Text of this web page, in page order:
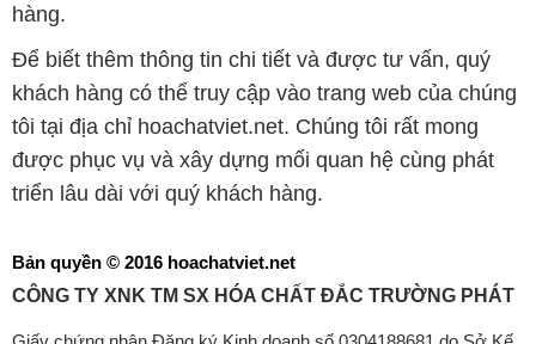
hàng.
Để biết thêm thông tin chi tiết và được tư vấn, quý
khách hàng có thể truy cập vào trang web của chúng
tôi tại địa chỉ hoachatviet.net. Chúng tôi rất mong
được phục vụ và xây dựng mối quan hệ cùng phát
triển lâu dài với quý khách hàng.
Bản quyền © 2016 hoachatviet.net
CÔNG TY XNK TM SX HÓA CHẤT ĐẮC TRƯỜNG PHÁT